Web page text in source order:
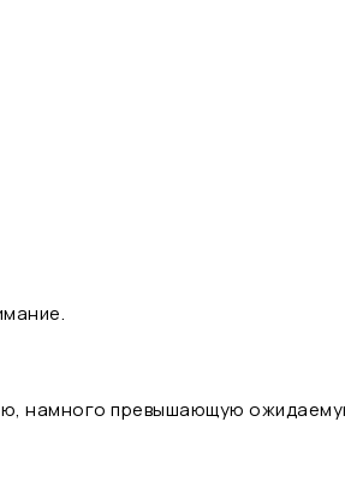
намного превышающую